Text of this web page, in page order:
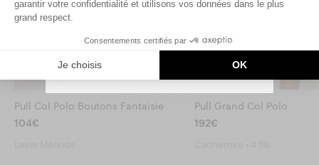
Pull Col Polo Boutons Fantaisie
104€
Pull Grand Col Polo
192€